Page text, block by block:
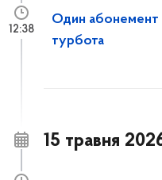
Один абонемент
турбота
12:38
15 травня